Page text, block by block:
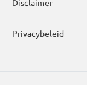
Disclaimer
Privacybeleid